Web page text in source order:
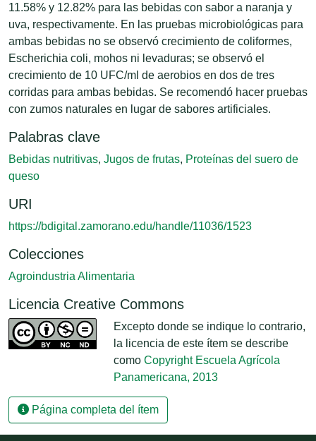
11.58% y 12.82% para las bebidas con sabor a naranja y
uva, respectivamente. En las pruebas microbiológicas para
ambas bebidas no se observó crecimiento de coliformes,
Escherichia coli, mohos ni levaduras; se observó el
crecimiento de 10 UFC/ml de aerobios en dos de tres
corridas para ambas bebidas. Se recomendó hacer pruebas
con zumos naturales en lugar de sabores artificiales.
Palabras clave
Bebidas nutritivas, Jugos de frutas, Proteínas del suero de
queso
URI
https://bdigital.zamorano.edu/handle/11036/1523
Colecciones
Agroindustria Alimentaria
Licencia Creative Commons
Excepto donde se indique lo contrario,
la licencia de este ítem se describe
como Copyright Escuela Agrícola
Panamericana, 2013
Página completa del ítem